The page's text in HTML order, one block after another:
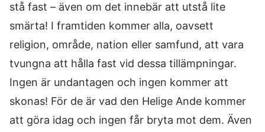
stå fast – även om det innebär att utstå lite
smärta! I framtiden kommer alla, oavsett
religion, område, nation eller samfund, att vara
tvungna att hålla fast vid dessa tillämpningar.
Ingen är undantagen och ingen kommer att
skonas! För de är vad den Helige Ande kommer
att göra idag och ingen får bryta mot dem. Även